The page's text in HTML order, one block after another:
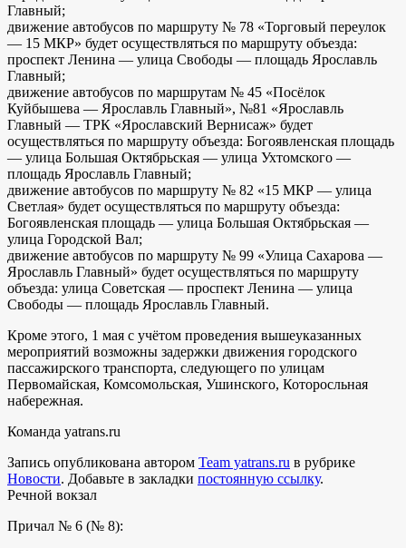
Главный;
движение автобусов по маршруту № 78 «Торговый переулок
— 15 МКР» будет осуществляться по маршруту объезда:
проспект Ленина — улица Свободы — площадь Ярославль
Главный;
движение автобусов по маршрутам № 45 «Посёлок
Куйбышева — Ярославль Главный», №81 «Ярославль
Главный — ТРК «Ярославский Вернисаж» будет
осуществляться по маршруту объезда: Богоявленская площадь
— улица Большая Октябрьская — улица Ухтомского —
площадь Ярославль Главный;
движение автобусов по маршруту № 82 «15 МКР — улица
Светлая» будет осуществляться по маршруту объезда:
Богоявленская площадь — улица Большая Октябрьская —
улица Городской Вал;
движение автобусов по маршруту № 99 «Улица Сахарова —
Ярославль Главный» будет осуществляться по маршруту
объезда: улица Советская — проспект Ленина — улица
Свободы — площадь Ярославль Главный.
Кроме этого, 1 мая с учётом проведения вышеуказанных
мероприятий возможны задержки движения городского
пассажирского транспорта, следующего по улицам
Первомайская, Комсомольская, Ушинского, Которосльная
набережная.
Команда yatrans.ru
Запись опубликована автором Team yatrans.ru в рубрике
Новости. Добавьте в закладки постоянную ссылку.
Речной вокзал
Причал № 6 (№ 8):